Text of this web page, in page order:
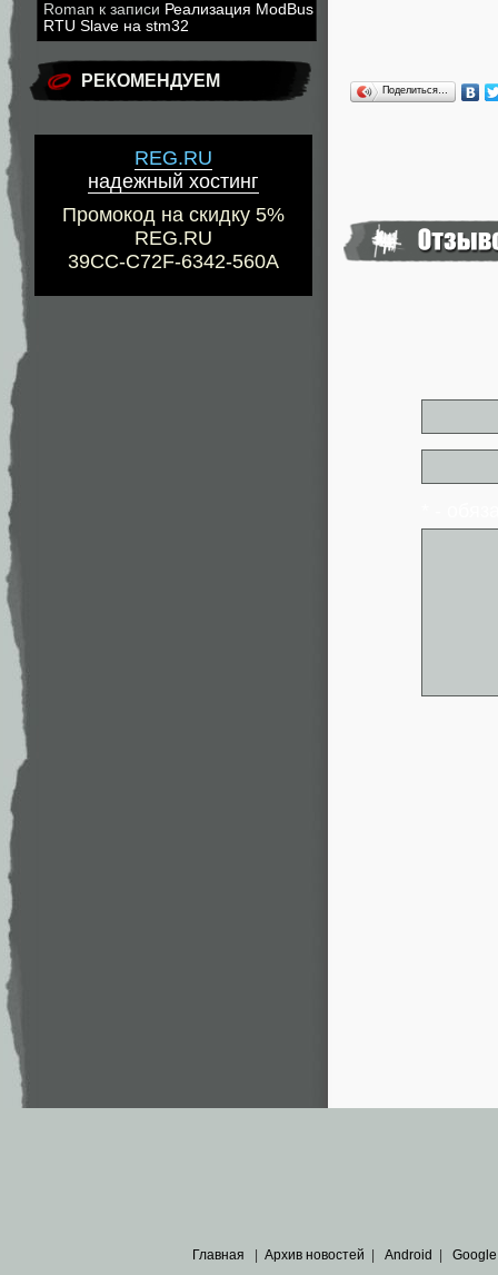
Roman к записи Реализация ModBus
RTU Slave на stm32
РЕКОМЕНДУЕМ
REG.RU
надежный хостинг
Промокод на скидку 5%
REG.RU
39CC-C72F-6342-560A
Поделиться…
Главная Архив новостей Android Google